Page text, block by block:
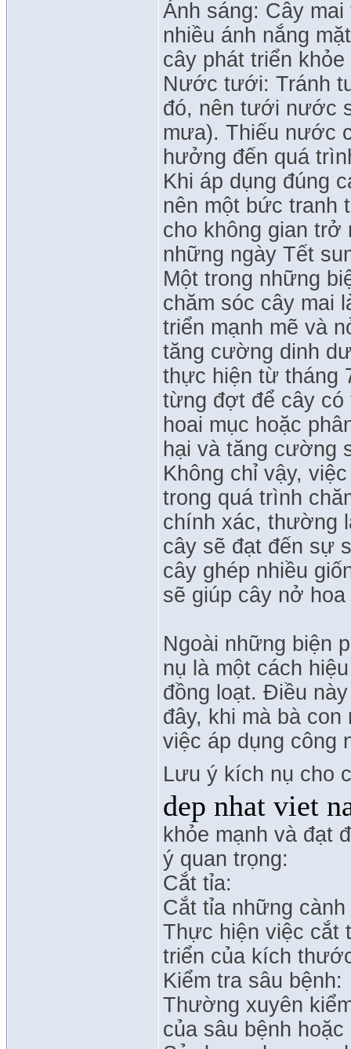
Ánh sáng: Cây
nhiều ánh nắng
cây phát triển
Nước tưới: Tránh
đó, nên tưới nước
mưa). Thiếu nước
hưởng đến quá
Khi áp dụng đúng
nên một bức tranh
cho không gian trở
những ngày Tết
Một trong những
chăm sóc cây mai
triển mạnh mẽ và
tăng cường dinh
thực hiện từ tháng
từng đợt để cây có
hoai mục hoặc
hại và tăng cường
Không chỉ vậy,
trong quá trình
chính xác, thường
cây sẽ đạt đến sự
cây ghép nhiều
sẽ giúp cây nở
Ngoài những biện
nụ là một cách
đồng loạt. Điều
đây, khi mà bà
việc áp dụng công
Lưu ý kích nụ cho
dep nhat viet
khỏe mạnh và đạt
ý quan trọng:
Cắt tỉa:
Cắt tỉa những
Thực hiện việc cắt
triển của kích
Kiểm tra sâu bệnh:
Thường xuyên
của sâu bệnh